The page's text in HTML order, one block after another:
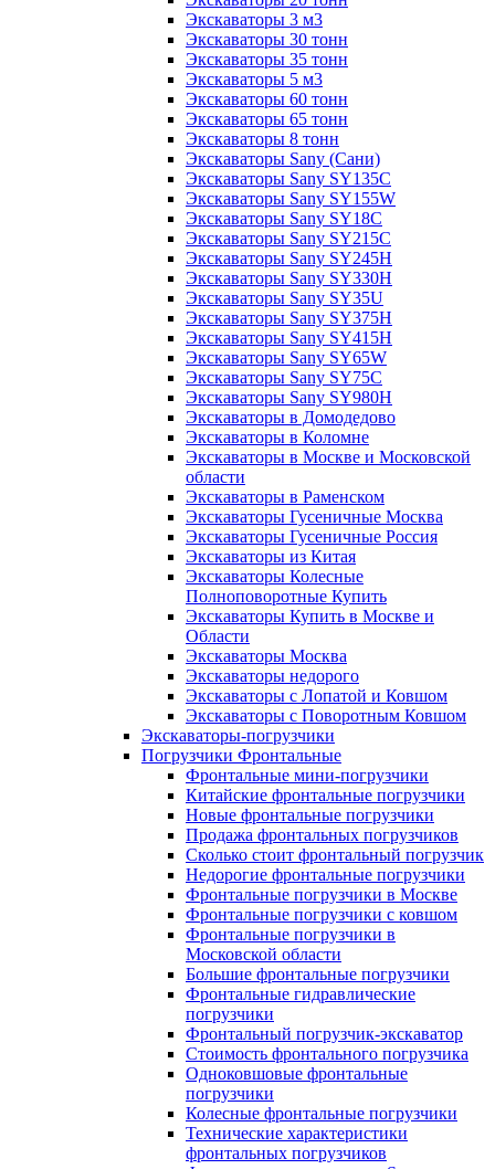
Экскаваторы 3 м3
Экскаваторы 30 тонн
Экскаваторы 35 тонн
Экскаваторы 5 м3
Экскаваторы 60 тонн
Экскаваторы 65 тонн
Экскаваторы 8 тонн
Экскаваторы Sany (Сани)
Экскаваторы Sany SY135C
Экскаваторы Sany SY155W
Экскаваторы Sany SY18C
Экскаваторы Sany SY215C
Экскаваторы Sany SY245H
Экскаваторы Sany SY330H
Экскаваторы Sany SY35U
Экскаваторы Sany SY375H
Экскаваторы Sany SY415H
Экскаваторы Sany SY65W
Экскаваторы Sany SY75C
Экскаваторы Sany SY980H
Экскаваторы в Домодедово
Экскаваторы в Коломне
Экскаваторы в Москве и Московской
области
Экскаваторы в Раменском
Экскаваторы Гусеничные Москва
Экскаваторы Гусеничные Россия
Экскаваторы из Китая
Экскаваторы Колесные
Полноповоротные Купить
Экскаваторы Купить в Москве и
Области
Экскаваторы Москва
Экскаваторы недорого
Экскаваторы с Лопатой и Ковшом
Экскаваторы с Поворотным Ковшом
Экскаваторы-погрузчики
Погрузчики Фронтальные
Фронтальные мини-погрузчики
Китайские фронтальные погрузчики
Новые фронтальные погрузчики
Продажа фронтальных погрузчиков
Сколько стоит фронтальный погрузчик
Недорогие фронтальные погрузчики
Фронтальные погрузчики в Москве
Фронтальные погрузчики с ковшом
Фронтальные погрузчики в
Московской области
Большие фронтальные погрузчики
Фронтальные гидравлические
погрузчики
Фронтальный погрузчик-экскаватор
Стоимость фронтального погрузчика
Одноковшовые фронтальные
погрузчики
Колесные фронтальные погрузчики
Технические характеристики
фронтальных погрузчиков